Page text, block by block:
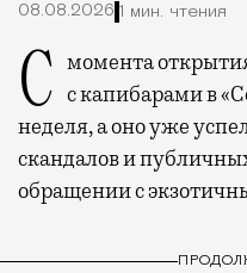
08.08.2026 1 мин. чтения
С момента открытия нового контактного кафе с капибарами в
неделя, а оно уже
скандалов и
обращении с